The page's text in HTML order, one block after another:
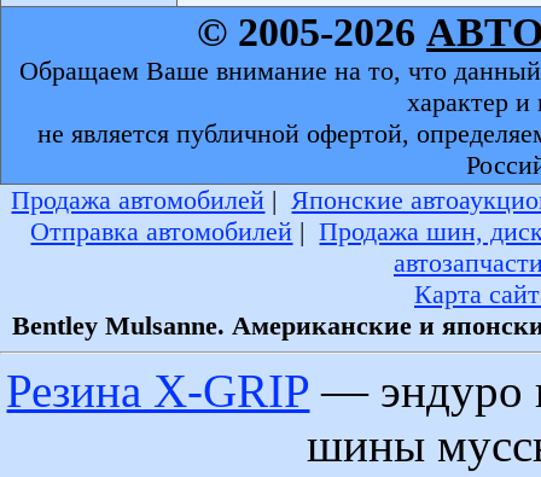
© 2005-2026
Обращаем Ваше внимание на то, что
характер
не является публичной офертой,
Продажа автомобилей |Японские
Отправка автомобилей |Продажа шин,
Карта
Bentley Mulsanne. Американские и
Резина X-GRIP — эндуро
шины